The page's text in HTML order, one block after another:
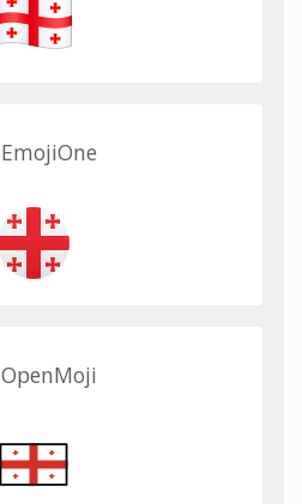
EmojiOne
OpenMoji